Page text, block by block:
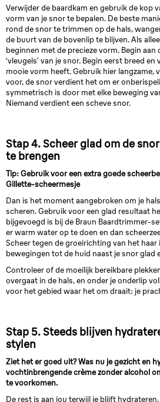
Verwijder de baardkam en gebruik de kop
vorm van je snor te bepalen. De beste
rond de snor te trimmen op de hals,
de buurt van de bovenlip te blijven. Als
beginnen met de precieze vorm. Begin aan
‘vleugels’ van je snor. Begin eerst breed
mooie vorm heeft. Gebruik hier langzame,
voor, de snor verdient het om er
symmetrisch is door met elke beweging
Niemand verdient een scheve snor.
Stap 4. Scheer glad om de
te brengen
Tip: Gebruik voor een extra goede
Gillette-scheermesje
Dan is het moment aangebroken om je
scheren. Gebruik voor een glad resultaat
bijgevoegd is bij de Braun Baardtrimmer-
er warm water op te doen en dan
Scheer tegen de groeirichting van het
bewegingen tot de huid naast je snor glad
Controleer of de moeilijk bereikbare
overgaat in de hals, en onder je onderlip
voor het gebied waar het om draait: je
Stap 5. Steeds blijven
stylen
Ziet het er goed uit? Was nu je gezicht en
vochtinbrengende crème zonder alcohol
te voorkomen.
De rest is aan jou terwijl je blijft